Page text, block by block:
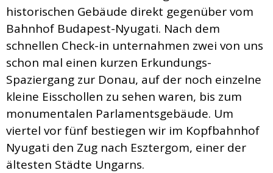
historischen Gebäude direkt gegenüber vom
Bahnhof Budapest-Nyugati. Nach dem
schnellen Check-in unternahmen zwei von uns
schon mal einen kurzen Erkundungs-
Spaziergang zur Donau, auf der noch einzelne
kleine Eisschollen zu sehen waren, bis zum
monumentalen Parlamentsgebäude. Um
viertel vor fünf bestiegen wir im Kopfbahnhof
Nyugati den Zug nach Esztergom, einer der
ältesten Städte Ungarns.